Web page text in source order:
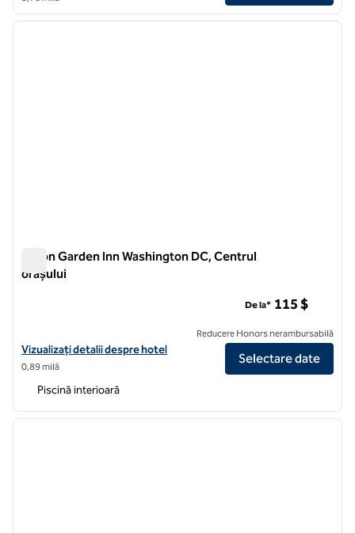
1/12
1 din 12
Hilton Garden Inn Washington DC, Centrul
orașului
Vizualizați detaliile hotelului Hilton Garden Inn Washington DC
Vizualizați detalii despre hotel
0,89 milă
De la* 115 $
Reducere Honors nerambursabilă
Selectare date
Piscină interioară
1 din 12